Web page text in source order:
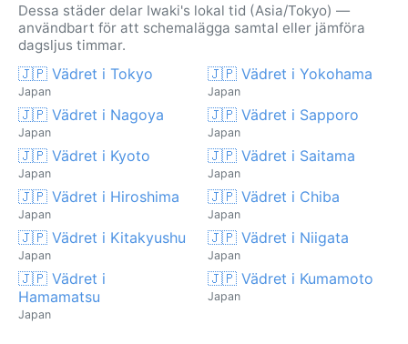
Dessa städer delar Iwaki's lokal tid (Asia/Tokyo) —
användbart för att schemalägga samtal eller jämföra
dagsljus timmar.
🇯🇵 Vädret i Tokyo
Japan
🇯🇵 Vädret i Yokohama
Japan
🇯🇵 Vädret i Nagoya
Japan
🇯🇵 Vädret i Sapporo
Japan
🇯🇵 Vädret i Kyoto
Japan
🇯🇵 Vädret i Saitama
Japan
🇯🇵 Vädret i Hiroshima
Japan
🇯🇵 Vädret i Chiba
Japan
🇯🇵 Vädret i Kitakyushu
Japan
🇯🇵 Vädret i Niigata
Japan
🇯🇵 Vädret i
Hamamatsu
Japan
🇯🇵 Vädret i Kumamoto
Japan